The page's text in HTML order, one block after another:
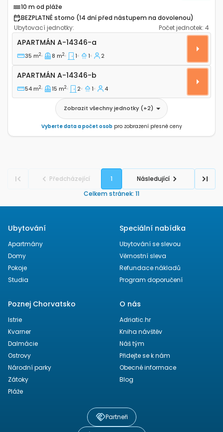
10 m od pláže
BEZPLATNÉ storno (14 dní před nástupem na dovolenou)
Ubytovací jednotky:
Počet jednotek: 4
Jednopokojový apartmán Tisno, Murter A-14346-a
APARTMÁN A-14346-a
35 m2 8 m2 1 1 2
Apartmán A-14346-b
APARTMÁN A-14346-b
54 m2 15 m2 2 1 4
Zobrazit všechny jednotky (+2)
Vyberte data a počet osob pro zobrazení přesné ceny
Předcházející 1
Následující
Celkem stránek: 11
Ubytování
Apartmány
Domy
Pokoje
Studia
Speciální nabídka
Ubytování se slevou
Věrnostní sleva
Refundace nákladů
Program doporučení
Poznej Chorvatsko
Istrie
Kvarner
Dalmácie
Ostrovy
Národní parky
Zátoky
Pláže
O nás
Adriatic.hr
Kniha návštěv
Náš tým
Přidejte se k nám
Obecné informace
Blog
Partneři